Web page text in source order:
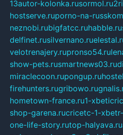
13autor-kolonka.rusormol.ru
hostserve.ruporno-na-
neznobi.rubigfatcc.ruhabble.ru
delfinet.rusilvernano.ru
velotrenajery.rupronso54.ru
show-pets.rusmartnews03.ru
miraclecoon.rupongup.ru
firehunters.rugribowo.ru
hometown-france.ru1-
shop-garena.rucricetc-1-
one-life-story.rutop-halyava.ru